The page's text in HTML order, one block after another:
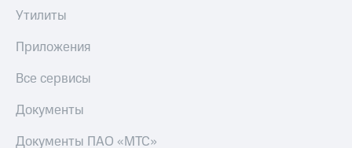
Утилиты
Приложения
Все сервисы
Документы
Документы ПАО «МТС»